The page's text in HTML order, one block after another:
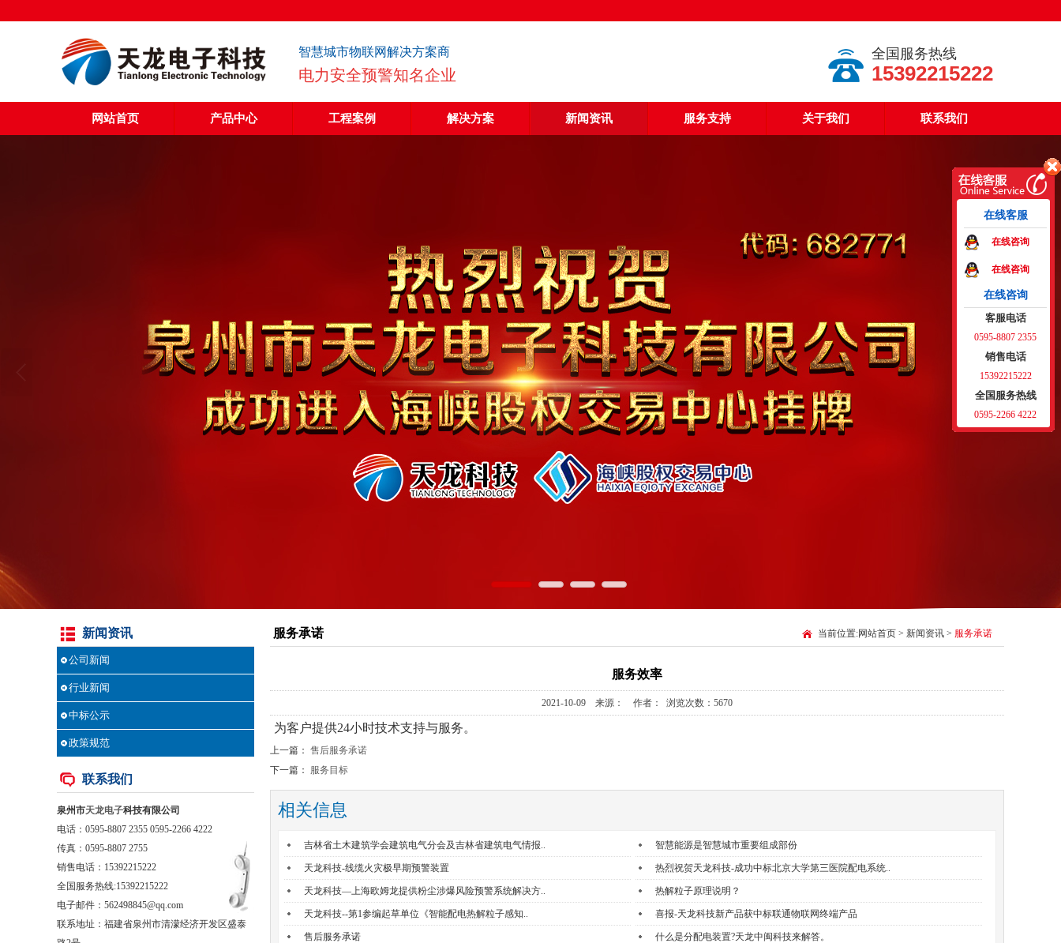
智慧城市物联网解决方案商
电力安全预警知名企业
全国服务热线
15392215222
网站首页 产品中心 工程案例 解决方案 新闻资讯 服务支持 关于我们 联系我们
新闻资讯
公司新闻
行业新闻
中标公示
政策规范
联系我们
泉州市天龙电子科技有限公司
电话：0595-8807 2355 0595-2266 4222
传真：0595-8807 2755
销售电话： 15392215222
全国服务热线:15392215222
电子邮件：562498845@qq.com
联系地址：福建省泉州市清濛经济开发区盛泰
服务承诺 当前位置:网站首页 > 新闻资讯 > 服务承诺
服务效率
2021-10-09 来源： 作者： 浏览次数：5670
为客户提供24小时技术支持与服务。
上一篇： 售后服务承诺
下一篇： 服务目标
相关信息
吉林省土木建筑学会建筑电气分会及吉林省建筑电气情报.. 智慧能源是智慧城市重要组成部份
天龙科技-线缆火灾极早期预警装置 热烈祝贺天龙科技-成功中标北京大学第三医院配电系统..
天龙科技—上海欧姆龙提供粉尘涉爆风险预警系统解决方.. 热解粒子原理说明？
天龙科技--第1参编起草单位《智能配电热解粒子感知.. 喜报-天龙科技新产品获中标联通物联网终端产品
售后服务承诺 什么是分配电装置?天龙中闽科技来解答。
在线客服
在线咨询
在线咨询
在线咨询
客服电话
0595-8807 2355
销售电话
15392215222
全国服务热线
0595-2266 4222